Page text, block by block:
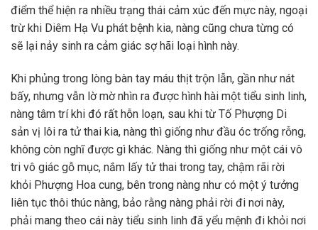
điểm thể hiện ra nhiều trạng thái cảm xúc đến mực này, ngoại
trừ khi Diêm Hạ Vu phát bệnh kia, nàng cũng chưa từng có
sẽ lại nảy sinh ra cảm giác sợ hãi loại hình này.
Khi phủng trong lòng bàn tay máu thịt trộn lẫn, gần như nát
bấy, nhưng vẫn lờ mờ nhìn ra được hình hài một tiểu sinh linh,
nàng tâm trí khi đó rất hỗn loạn, sau khi từ Tố Phượng Di
sản vị lôi ra tử thai kia, nàng thì giống như đầu óc trống rỗng,
không còn nghĩ được gì khác. Nàng thì giống như một cái vô
tri vô giác gỗ mục, nắm lấy tử thai trong tay, chậm rãi rời
khỏi Phượng Hoa cung, bên trong nàng như có một ý tưởng
liên tục thôi thúc nàng, bảo rằng nàng phải rời đi nơi này,
phải mang theo cái này tiểu sinh linh đã yểu mệnh đi khỏi nơi